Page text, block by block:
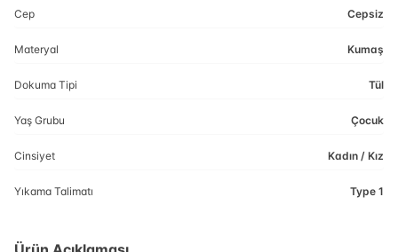
Cep Cepsiz
Materyal Kumaş
Dokuma Tipi Tül
Yaş Grubu Çocuk
Cinsiyet Kadın / Kız
Yıkama Talimatı Type 1